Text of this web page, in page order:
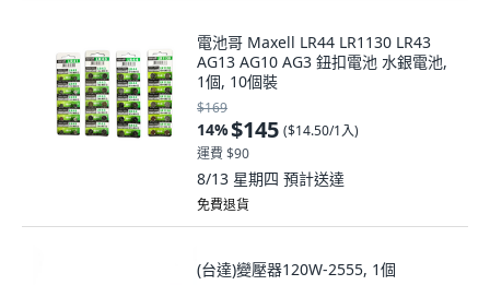
電池哥 Maxell LR44 LR1130 LR43
AG13 AG10 AG3 鈕扣電池 水銀電池,
1個, 10個裝
$169
14%$145 ($14.50/1入)
運費 $90
8/13 星期四 預計送達
免費退貨
(台達)變壓器120W-2555, 1個